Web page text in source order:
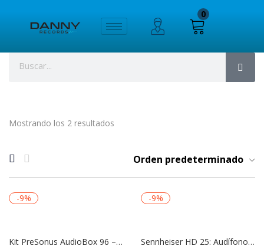
0
Mostrando los 2 resultados
Orden predeterminado
-9%
Kit PreSonus AudioBox 96 – Interfaz USB + Micrófono + Audífonos para Grabación
-9%
Sennheiser HD 25: Audífonos Profesionales para DJ, Estudio y Sonido en Vivo